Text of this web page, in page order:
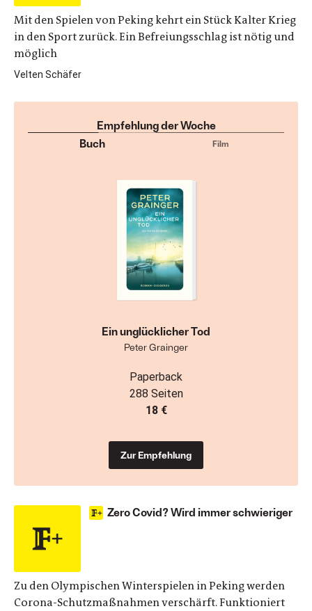
Mit den Spielen von Peking kehrt ein Stück Kalter Krieg
in den Sport zurück. Ein Befreiungsschlag ist nötig und
möglich
Velten Schäfer
Zero Covid? Wird immer schwieriger
Zu den Olympischen Winterspielen in Peking werden
Corona-Schutzmaßnahmen verschärft. Funktioniert
Empfehlung der Woche
Buch
Film
Ein unglücklicher Tod
Peter Grainger
Paperback
288 Seiten
18 €
Zur Empfehlung